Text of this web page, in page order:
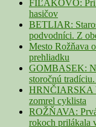
FIĽAKOVO: Pri
hasičov
BETLIAR:
podvodníci. Z
Mesto Rožňava
prehliadku
GOMBASEK:
storočnú
HRNČIARSKA
zomrel cyklista
ROŽŇAVA:
rokoch prilákala